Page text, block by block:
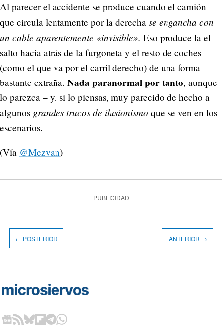
Al parecer el accidente se produce cuando el camión
que circula lentamente por la derecha se engancha con
un cable aparentemente «invisible». Eso produce la el
salto hacia atrás de la furgoneta y el resto de coches
(como el que va por el carril derecho) de una forma
bastante extraña. Nada paranormal por tanto, aunque
lo parezca – y, si lo piensas, muy parecido de hecho a
algunos grandes trucos de ilusionismo que se ven en los
escenarios.
(Vía @Mezvan)
PUBLICIDAD
← POSTERIOR ANTERIOR →